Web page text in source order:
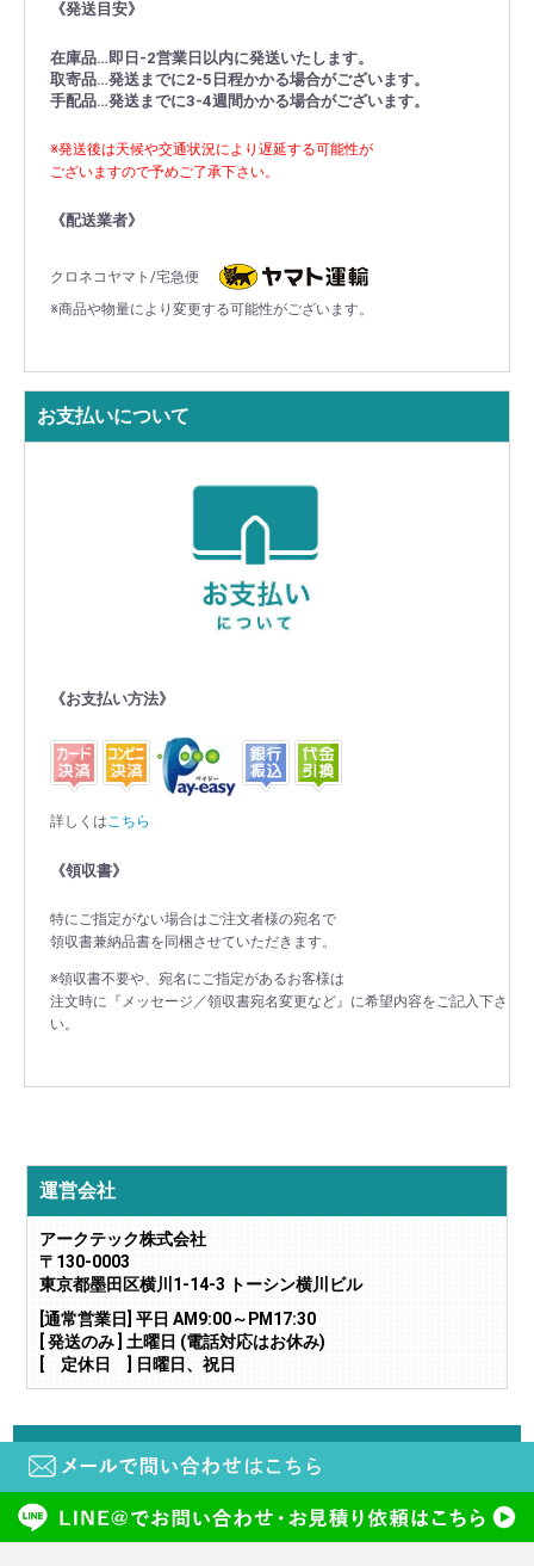
《発送目安》
在庫品…即日-2営業日以内に発送いたします。
取寄品…発送までに2-5日程かかる場合がございます。
手配品…発送までに3-4週間かかる場合がございます。
※発送後は天候や交通状況により遅延する可能性が
ございますので予めご了承下さい。
《配送業者》
クロネコヤマト/宅急便
※商品や物量により変更する可能性がございます。
お支払いについて
《お支払い方法》
詳しくはこちら
《領収書》
特にご指定がない場合はご注文者様の宛名で
領収書兼納品書を同梱させていただきます。
※領収書不要や、宛名にご指定があるお客様は
注文時に『メッセージ／領収書宛名変更など』に希望内容をご記入下さ
い。
運営会社
アークテック株式会社
〒130-0003
東京都墨田区横川1-14-3 トーシン横川ビル
[通常営業日] 平日 AM9:00～PM17:30
[ 発送のみ ] 土曜日 (電話対応はお休み)
[ 定休日 ] 日曜日、祝日
copyright (c) 鍵と電気錠の通販サイトkeyDEPO. all rights reserved.